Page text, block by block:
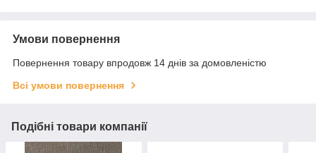
Умови повернення
Повернення товару впродовж 14 днів за домовленістю
Всі умови повернення
Подібні товари компанії